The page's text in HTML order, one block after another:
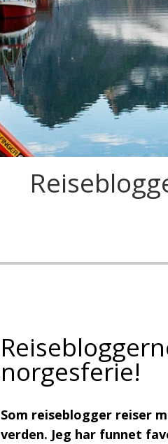
norgesferie!
Som reiseblogger reiser
verden. Jeg har funnet